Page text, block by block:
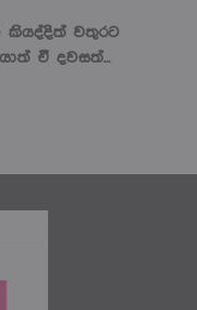
කියද්දිත් වතුරට
ඒ දවසත්...